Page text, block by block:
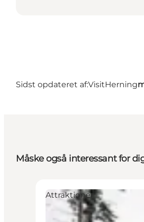
Sidst opdateret af:VisitHerning
Måske også interessant for
Attraktioner